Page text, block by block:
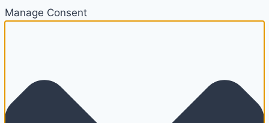
Manage Consent